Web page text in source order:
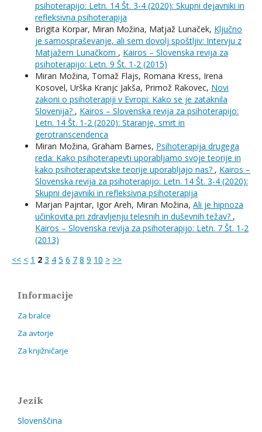
psihoterapijo: Letn. 14 Št. 3-4 (2020): Skupni dejavniki in
refleksivna psihoterapija
Brigita Korpar, Miran Možina, Matjaž Lunaček, Ključno
je samospraševanje, ali sem dovolj spoštljiv: Intervju z
Matjažem Lunačkom , Kairos – Slovenska revija za
psihoterapijo: Letn. 9 Št. 1-2 (2015)
Miran Možina, Tomaž Flajs, Romana Kress, Irena
Kosovel, Urška Kranjc Jakša, Primož Rakovec, Novi
zakoni o psihoterapiji v Evropi: Kako se je zataknila
Slovenija? , Kairos – Slovenska revija za psihoterapijo:
Letn. 14 Št. 1-2 (2020): Staranje, smrt in
gerotranscendenca
Miran Možina, Graham Barnes, Psihoterapija drugega
reda: Kako psihoterapevti uporabljamo svoje teorije in
kako psihoterapevtske teorije uporabljajo nas? , Kairos –
Slovenska revija za psihoterapijo: Letn. 14 Št. 3-4 (2020):
Skupni dejavniki in refleksivna psihoterapija
Marjan Pajntar, Igor Areh, Miran Možina, Ali je hipnoza
učinkovita pri zdravljenju telesnih in duševnih težav? ,
Kairos – Slovenska revija za psihoterapijo: Letn. 7 Št. 1-2
(2013)
<< < 1 2 3 4 5 6 7 8 9 10 > >>
Informacije
Za bralce
Za avtorje
Za knjižničarje
Jezik
Slovenščina